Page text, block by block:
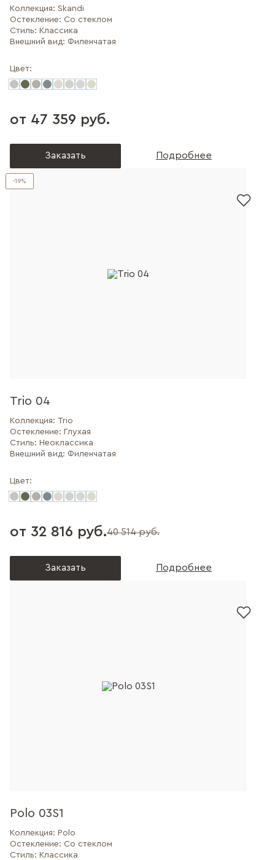
Коллекция: Skandi
Остекление: Со стеклом
Стиль: Классика
Внешний вид: Филенчатая
Цвет:
от 47 359 руб.
Заказать Подробнее
-19%
Trio 04
Коллекция: Trio
Остекление: Глухая
Стиль: Неоклассика
Внешний вид: Филенчатая
Цвет:
от 32 816 руб.40 514 руб.
Заказать Подробнее
Polo 03S1
Коллекция: Polo
Остекление: Со стеклом
Стиль: Классика